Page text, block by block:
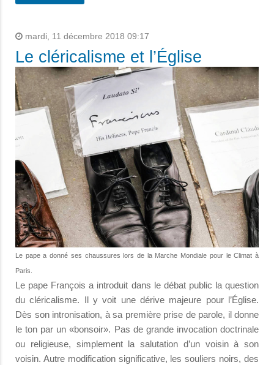
mardi, 11 décembre 2018 09:17
Le cléricalisme et l’Église
Le pape a donné ses chaussures lors de la Marche Mondiale pour le Climat à
Paris.
Le pape François a introduit dans le débat public la question
du cléricalisme. Il y voit une dérive majeure pour l’Église.
Dès son intronisation, à sa première prise de parole, il donne
le ton par un «bonsoir». Pas de grande invocation doctrinale
ou religieuse, simplement la salutation d’un voisin à son
voisin. Autre modification significative, les souliers noirs, des